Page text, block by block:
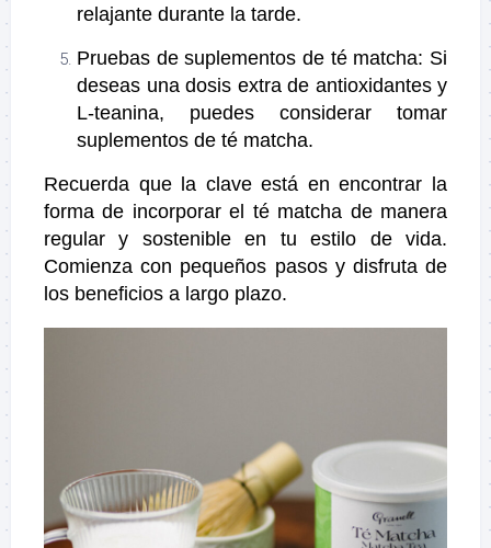
relajante durante la tarde.
Pruebas de suplementos de té matcha: Si
deseas una dosis extra de antioxidantes y
L-teanina, puedes considerar tomar
suplementos de té matcha.
Recuerda que la clave está en encontrar la
forma de incorporar el té matcha de manera
regular y sostenible en tu estilo de vida.
Comienza con pequeños pasos y disfruta de
los beneficios a largo plazo.